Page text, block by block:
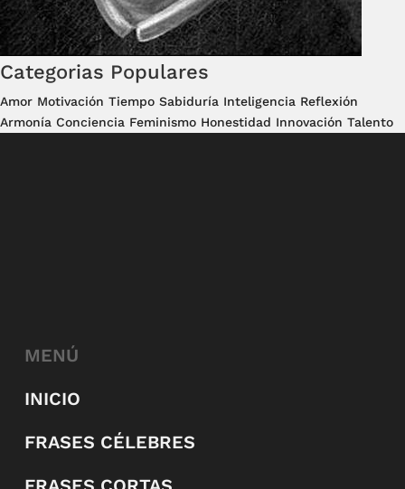
Categorias Populares
Amor Motivación Tiempo Sabiduría Inteligencia Reflexión
Armonía Conciencia Feminismo Honestidad Innovación Talento
MENÚ
INICIO
FRASES CÉLEBRES